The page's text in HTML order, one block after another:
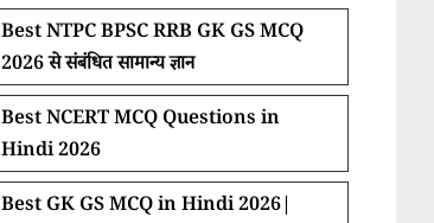
Best NTPC BPSC RRB GK GS MCQ
2026 से संबंधित सामान्य ज्ञान
Best NCERT MCQ Questions in
Hindi 2026
Best GK GS MCQ in Hindi 2026|